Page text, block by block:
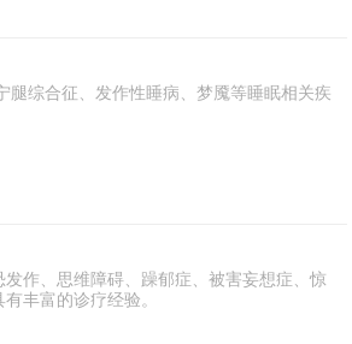
综合征、发作性睡病、梦魇等睡眠相关疾
作、思维障碍、躁郁症、被害妄想症、惊
丰富的诊疗经验。